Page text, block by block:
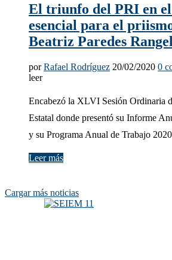
El triunfo del PRI en el
esencial para el
Beatriz Paredes Rangel
porRafael Rodríguez 20/02/2020 0
leer
Encabezó la XLVI Sesión Ordinaria
Estatal donde presentó su Informe
y su Programa Anual de Trabajo
Leer más
Cargar más noticias